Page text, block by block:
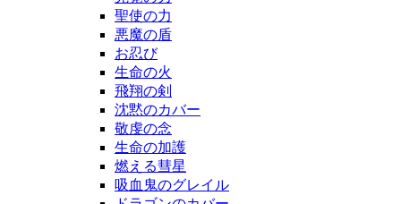
聖使の力
悪魔の盾
お忍び
生命の火
飛翔の剣
沈黙のカバー
敬虔の念
生命の加護
燃える彗星
吸血鬼のグレイル